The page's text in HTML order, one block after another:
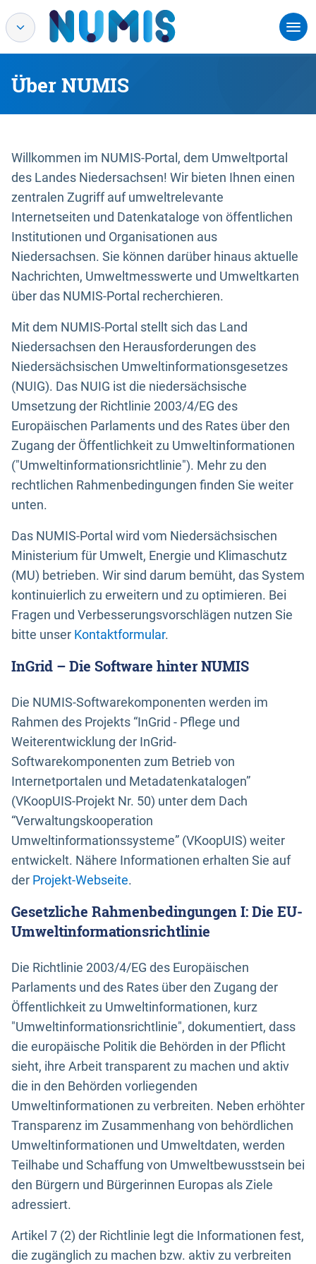
Über NUMIS
Willkommen im NUMIS-Portal, dem Umweltportal
des Landes Niedersachsen! Wir bieten Ihnen einen
zentralen Zugriff auf umweltrelevante
Internetseiten und Datenkataloge von öffentlichen
Institutionen und Organisationen aus
Niedersachsen. Sie können darüber hinaus aktuelle
Nachrichten, Umweltmesswerte und Umweltkarten
über das NUMIS-Portal recherchieren.
Mit dem NUMIS-Portal stellt sich das Land
Niedersachsen den Herausforderungen des
Niedersächsischen Umweltinformationsgesetzes
(NUIG). Das NUIG ist die niedersächsische
Umsetzung der Richtlinie 2003/4/EG des
Europäischen Parlaments und des Rates über den
Zugang der Öffentlichkeit zu Umweltinformationen
("Umweltinformationsrichtlinie"). Mehr zu den
rechtlichen Rahmenbedingungen finden Sie weiter
unten.
Das NUMIS-Portal wird vom Niedersächsischen
Ministerium für Umwelt, Energie und Klimaschutz
(MU) betrieben. Wir sind darum bemüht, das System
kontinuierlich zu erweitern und zu optimieren. Bei
Fragen und Verbesserungsvorschlägen nutzen Sie
bitte unser Kontaktformular.
InGrid – Die Software hinter NUMIS
Die NUMIS-Softwarekomponenten werden im
Rahmen des Projekts “InGrid - Pflege und
Weiterentwicklung der InGrid-
Softwarekomponenten zum Betrieb von
Internetportalen und Metadatenkatalogen”
(VKoopUIS-Projekt Nr. 50) unter dem Dach
“Verwaltungskooperation
Umweltinformationssysteme” (VKoopUIS) weiter
entwickelt. Nähere Informationen erhalten Sie auf
der Projekt-Webseite.
Gesetzliche Rahmenbedingungen I: Die EU-
Umweltinformationsrichtlinie
Die Richtlinie 2003/4/EG des Europäischen
Parlaments und des Rates über den Zugang der
Öffentlichkeit zu Umweltinformationen, kurz
"Umweltinformationsrichtlinie", dokumentiert, dass
die europäische Politik die Behörden in der Pflicht
sieht, ihre Arbeit transparent zu machen und aktiv
die in den Behörden vorliegenden
Umweltinformationen zu verbreiten. Neben erhöhter
Transparenz im Zusammenhang von behördlichen
Umweltinformationen und Umweltdaten, werden
Teilhabe und Schaffung von Umweltbewusstsein bei
den Bürgern und Bürgerinnen Europas als Ziele
adressiert.
Artikel 7 (2) der Richtlinie legt die Informationen fest,
die zugänglich zu machen bzw. aktiv zu verbreiten